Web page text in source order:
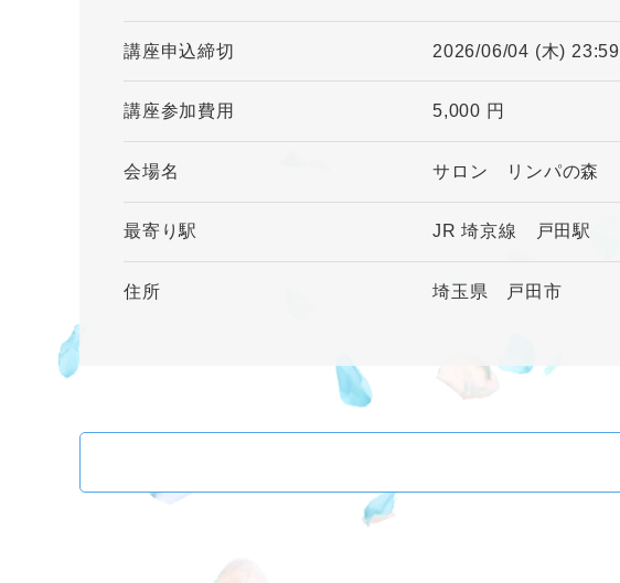
講座申込締切 2026/06/04 (木) 23:59
講座参加費用 5,000 円
会場名 サロン リンパの森
最寄り駅 JR 埼京線 戸田駅
住所 埼玉県 戸田市